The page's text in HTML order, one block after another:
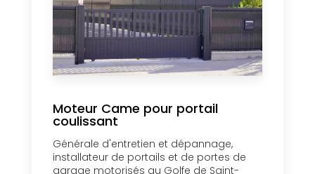
Moteur Came pour portail
coulissant
Générale d'entretien et dépannage,
installateur de portails et de portes de
garage motorisés au Golfe de Saint-